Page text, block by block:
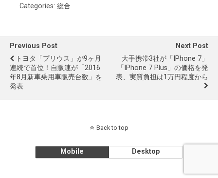
Categories: 総合
Previous Post
トヨタ「プリウス」が9ヶ月
連続で首位！自販連が「2016
年8月新車乗用車販売台数」を
発表
Next Post
大手携帯3社が「iPhone 7」
「iPhone 7 Plus」の価格を発
表、実質負担は1万円程度から
Back to top
Mobile Desktop